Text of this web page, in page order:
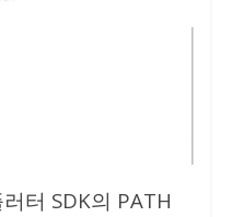
터 SDK의 PATH